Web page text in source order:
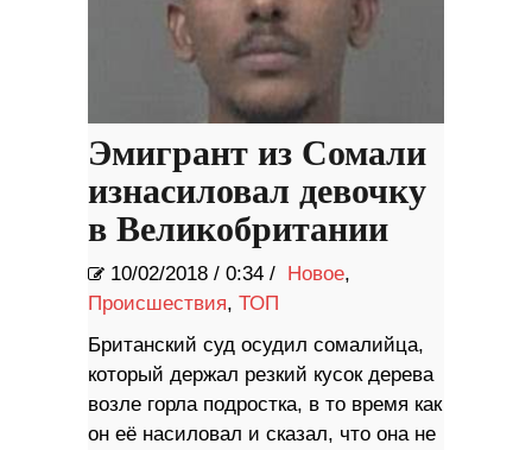
Эмигрант из Сомали
изнасиловал девочку
в Великобритании
10/02/2018 / 0:34 / Новое,
Происшествия, ТОП
Британский суд осудил сомалийца,
который держал резкий кусок дерева
возле горла подростка, в то время как
он её насиловал и сказал, что она не